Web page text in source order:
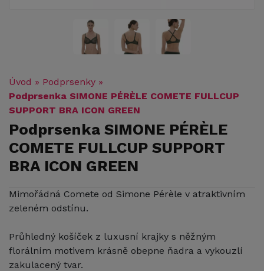
Úvod » Podprsenky »
Podprsenka SIMONE PÉRÈLE COMETE FULLCUP
SUPPORT BRA ICON GREEN
Podprsenka SIMONE PÉRÈLE
COMETE FULLCUP SUPPORT
BRA ICON GREEN
Mimořádná Comete od Simone Pérèle v atraktivním
zeleném odstínu.
Průhledný košíček z luxusní krajky s něžným
florálním motivem krásně obepne ňadra a vykouzlí
zakulacený tvar.